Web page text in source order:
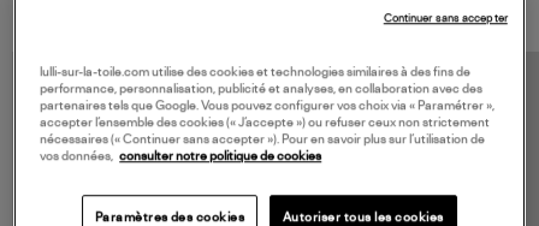
lulli-sur-la-toile.com utilise des cookies et technologies similaires à des fins de
performance, personnalisation, publicité et analyses, en collaboration avec des
partenaires tels que Google. Vous pouvez configurer vos choix via « Paramétrer »,
accepter l’ensemble des cookies (« J’accepte ») ou refuser ceux non strictement
nécessaires (« Continuer sans accepter »). Pour en savoir plus sur l’utilisation de
vos données,
consulter notre politique de cookies
Paramètres des cookies Autoriser tous les cookies
Continuer sans accepter